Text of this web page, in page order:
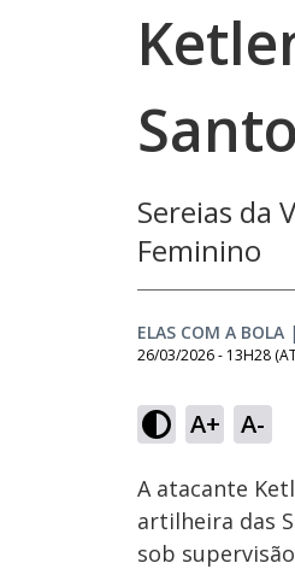
Sereias da
Feminino
ELAS COM A BOLA |
26/03/2026 - 13H28
A+ A-
Ativar
Som
A atacante
artilheira das
sob